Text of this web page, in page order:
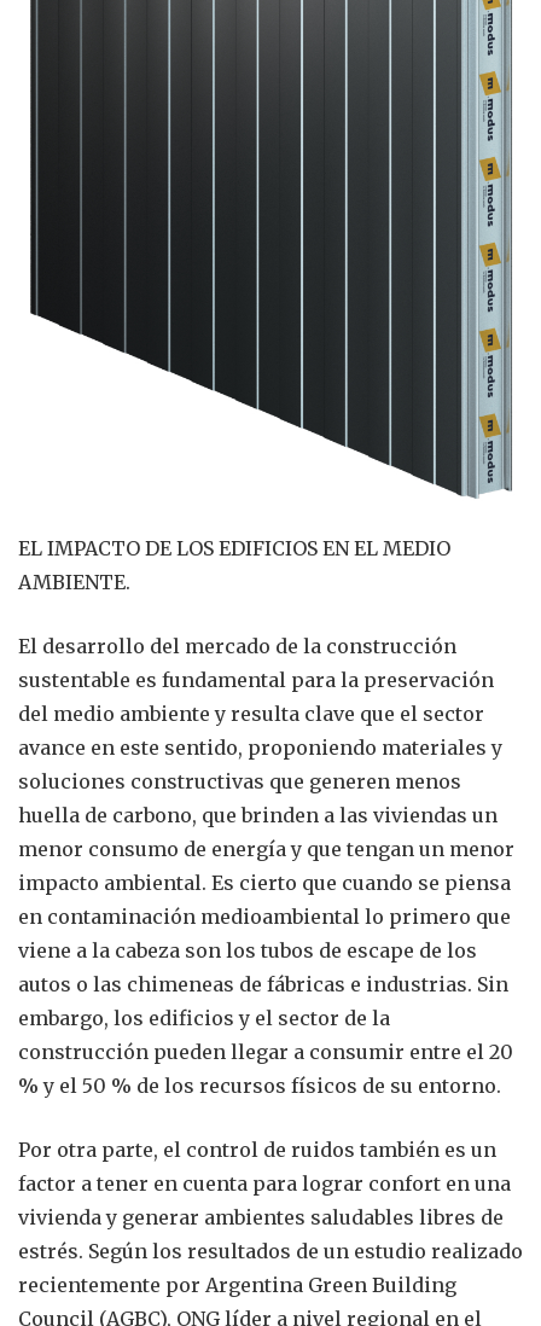
EL IMPACTO DE LOS EDIFICIOS EN EL MEDIO
AMBIENTE.
El desarrollo del mercado de la construcción
sustentable es fundamental para la preservación
del medio ambiente y resulta clave que el sector
avance en este sentido, proponiendo materiales y
soluciones constructivas que generen menos
huella de carbono, que brinden a las viviendas un
menor consumo de energía y que tengan un menor
impacto ambiental. Es cierto que cuando se piensa
en contaminación medioambiental lo primero que
viene a la cabeza son los tubos de escape de los
autos o las chimeneas de fábricas e industrias. Sin
embargo, los edificios y el sector de la
construcción pueden llegar a consumir entre el 20
% y el 50 % de los recursos físicos de su entorno.
Por otra parte, el control de ruidos también es un
factor a tener en cuenta para lograr confort en una
vivienda y generar ambientes saludables libres de
estrés. Según los resultados de un estudio realizado
recientemente por Argentina Green Building
Council (AGBC), ONG líder a nivel regional en el